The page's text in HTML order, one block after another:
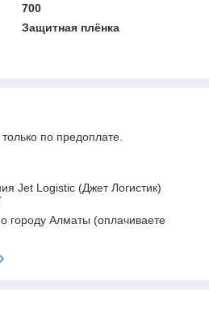
700
Защитная плёнка
по предоплате.
Jet Logistic (Джет Логистик)
городу Алматы (оплачиваете